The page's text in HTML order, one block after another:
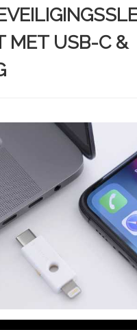
MET USB-C &